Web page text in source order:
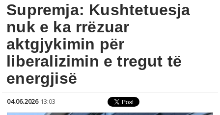
Supremja: Kushtetuesja
nuk e ka rrëzuar
aktgjykimin për
liberalizimin e tregut të
energjisë
04.06.2026 13:03